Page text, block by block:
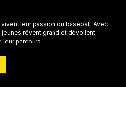
leur passion du baseball. Avec
rêvent grand et dévoilent
leur parcours.